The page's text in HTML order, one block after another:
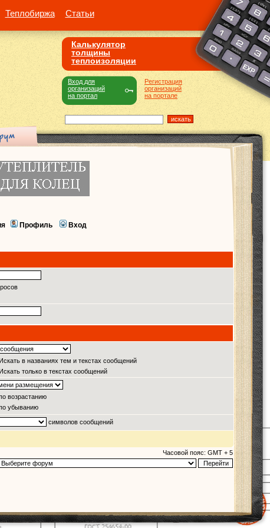
Теплобиржа Статьи
Калькулятор
толщины
теплоизоляции
Регистрация
организаций
на портале
Вход для
организаций
на портал
Профиль Вход
Искать в названиях тем и текстах сообщений
Искать только в текстах сообщений
возрастанию
убыванию
символов сообщений
Часовой пояс: GMT + 5